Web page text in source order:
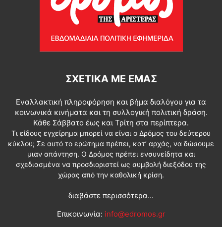
ΣΧΕΤΙΚΆ ΜΕ ΕΜΆΣ
Εναλλακτική πληροφόρηση και βήμα διαλόγου για τα
κοινωνικά κινήματα και τη συλλογική πολιτική δράση.
Κάθε Σάββατο έως και Τρίτη στα περίπτερα.
Τι είδους εγχείρημα μπορεί να είναι ο Δρόμος του δεύτερου
κύκλου; Σε αυτό το ερώτημα πρέπει, κατ’ αρχάς, να δώσουμε
μιαν απάντηση. Ο Δρόμος πρέπει ενσυνείδητα και
σχεδιασμένα να προσδιοριστεί ως συμβολή διεξόδου της
χώρας από την καθολική κρίση.
διαβάστε περισσότερα...
Επικοινωνία: info@edromos.gr